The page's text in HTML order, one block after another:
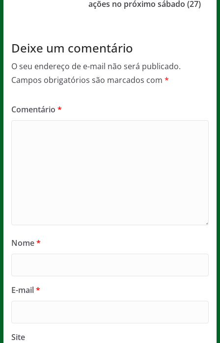
p
ações no próximo sábado (27)
Deixe um comentário
O seu endereço de e-mail não será publicado.
Campos obrigatórios são marcados com *
Comentário *
Nome*
E-mail*
Site